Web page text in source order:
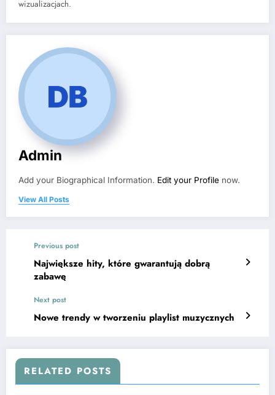
wizualizacjach.
Admin
Add your Biographical Information. Edit your Profile now.
View All Posts
Previous post
Największe hity, które gwarantują dobrą
zabawę
Next post
Nowe trendy w tworzeniu playlist muzycznych
RELATED POSTS